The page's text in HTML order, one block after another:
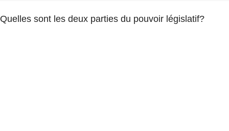
Quelles sont les deux parties du pouvoir législatif?